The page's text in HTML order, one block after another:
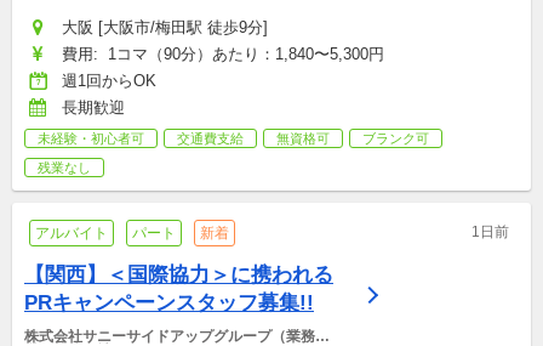
大阪 [大阪市/梅田駅 徒歩9分]
費用:  1コマ（90分）あたり：1,840〜5,300円
週1回からOK
長期歓迎
未経験・初心者可 交通費支給 無資格可
ブランク可
残業なし
アルバイト パート 新着 1日前
【関西】＜国際協力＞に携われる
PRキャンペーンスタッフ募集!!
株式会社サニーサイドアップグループ（業務運